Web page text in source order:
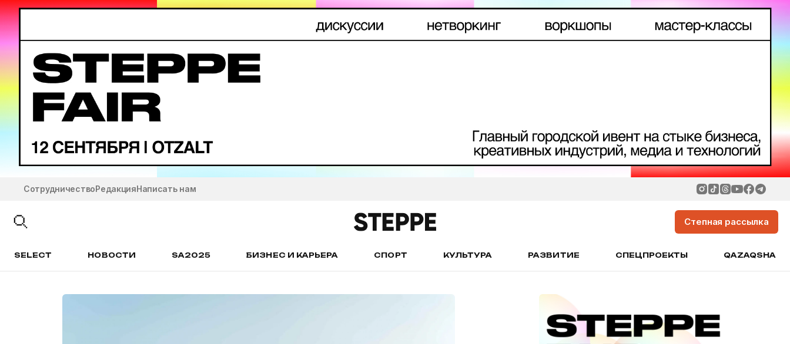
СотрудничествоРедакцияНаписать нам
Степная рассылка
SELECT НОВОСТИ SA2025 БИЗНЕС И КАРЬЕРА СПОРТ КУЛЬТУРА РАЗВИТИЕ СПЕЦПРОЕКТЫ QAZAQSHA